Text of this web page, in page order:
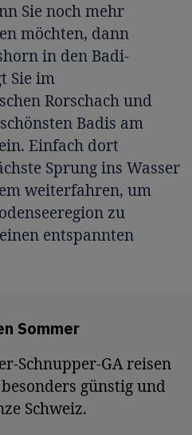
Sie noch mehr
möchten, dann
in den Badi-
Sie im
Rorschach und
Badis am
Einfach dort
Sprung ins Wasser
weiterfahren, um
zu
entspannten
Sommer
Schnupper-GA reisen
günstig und
Schweiz.